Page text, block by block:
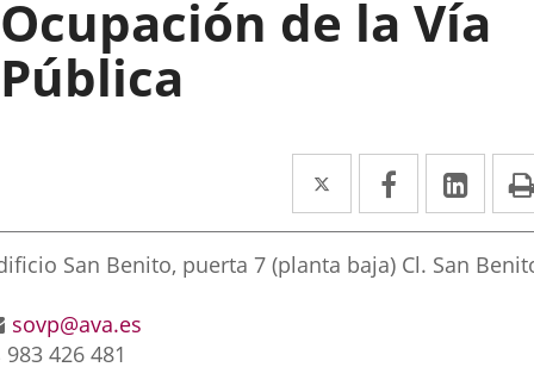
Ocupación de la Vía
Pública
Twitter
Enlace
a
una
Facebook
Enlace
a
una
a
una
San Benito, puerta 7 (planta baja) Cl. San
Email
sovp@ava.es
Phones
983 426 481